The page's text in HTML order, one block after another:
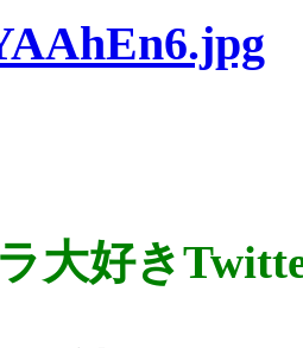
大好き